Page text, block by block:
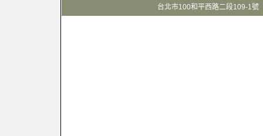
台北市100和平西路二段109-1號